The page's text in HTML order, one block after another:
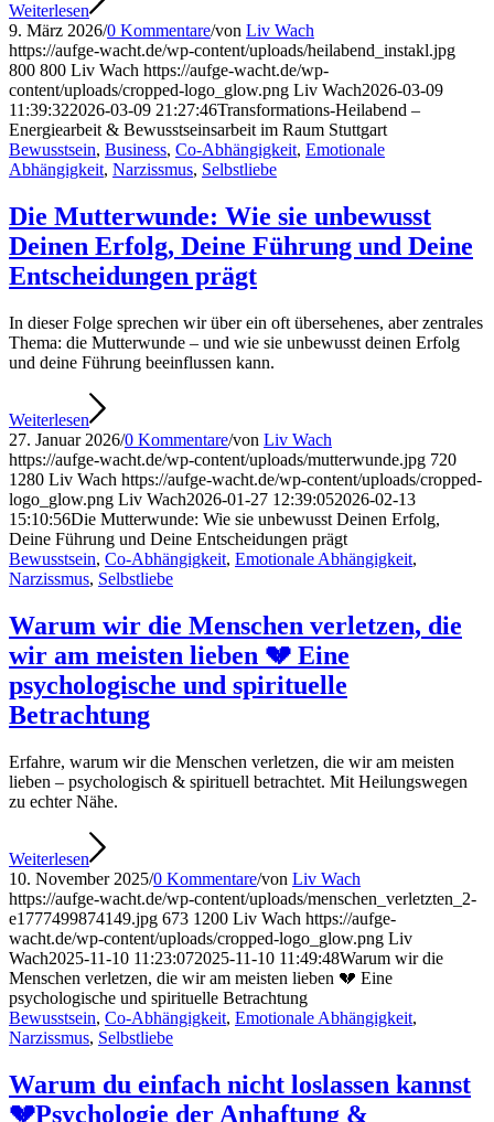
Weiterlesen
9. März 2026/0 Kommentare/von Liv Wach
https://aufge-wacht.de/wp-content/uploads/heilabend_instakl.jpg
800 800 Liv Wach https://aufge-wacht.de/wp-
content/uploads/cropped-logo_glow.png Liv Wach2026-03-09
11:39:322026-03-09 21:27:46Transformations-Heilabend –
Energiearbeit & Bewusstseinsarbeit im Raum Stuttgart
Bewusstsein, Business, Co-Abhängigkeit, Emotionale
Abhängigkeit, Narzissmus, Selbstliebe
Die Mutterwunde: Wie sie unbewusst
Deinen Erfolg, Deine Führung und Deine
Entscheidungen prägt
In dieser Folge sprechen wir über ein oft übersehenes, aber zentrales
Thema: die Mutterwunde – und wie sie unbewusst deinen Erfolg
und deine Führung beeinflussen kann.
Weiterlesen
27. Januar 2026/0 Kommentare/von Liv Wach
https://aufge-wacht.de/wp-content/uploads/mutterwunde.jpg 720
1280 Liv Wach https://aufge-wacht.de/wp-content/uploads/cropped-
logo_glow.png Liv Wach2026-01-27 12:39:052026-02-13
15:10:56Die Mutterwunde: Wie sie unbewusst Deinen Erfolg,
Deine Führung und Deine Entscheidungen prägt
Bewusstsein, Co-Abhängigkeit, Emotionale Abhängigkeit,
Narzissmus, Selbstliebe
Warum wir die Menschen verletzen, die
wir am meisten lieben 💔 Eine
psychologische und spirituelle
Betrachtung
Erfahre, warum wir die Menschen verletzen, die wir am meisten
lieben – psychologisch & spirituell betrachtet. Mit Heilungswegen
zu echter Nähe.
Weiterlesen
10. November 2025/0 Kommentare/von Liv Wach
https://aufge-wacht.de/wp-content/uploads/menschen_verletzten_2-
e1777499874149.jpg 673 1200 Liv Wach https://aufge-
wacht.de/wp-content/uploads/cropped-logo_glow.png Liv
Wach2025-11-10 11:23:072025-11-10 11:49:48Warum wir die
Menschen verletzen, die wir am meisten lieben 💔 Eine
psychologische und spirituelle Betrachtung
Bewusstsein, Co-Abhängigkeit, Emotionale Abhängigkeit,
Narzissmus, Selbstliebe
Warum du einfach nicht loslassen kannst
💔Psychologie der Anhaftung &